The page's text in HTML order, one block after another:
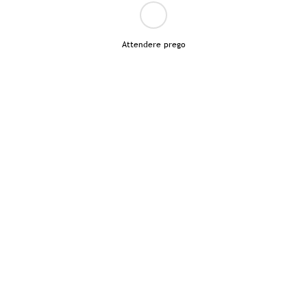
Attendere prego